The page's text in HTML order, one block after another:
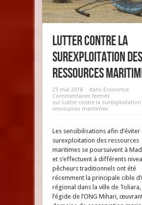
Lutter contre la
surexploitation des
ressources
23 mai 2018 dans Economie
Commentaires fermés
sur Lutter contre la surexploitation
ressources maritimes
Les sensibilisations afin d’éviter
surexploitation des ressources
maritimes se poursuivent à
et s’effectuent à différents
pêcheurs traditionnels ont été
récemment la principale cible
régional dans la ville de Toliara,
l’égide de l’ONG Mihari,